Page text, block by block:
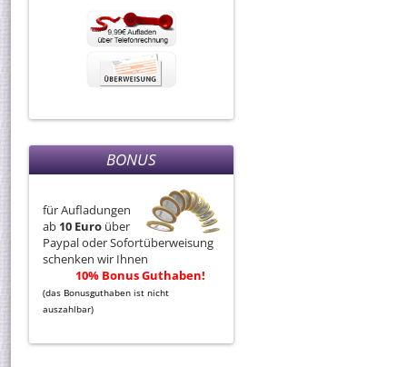
BONUS
für Aufladungen
ab 10 Euro über
Paypal oder Sofortüberweisung
schenken wir Ihnen
10% Bonus Guthaben!
(das Bonusguthaben ist nicht
auszahlbar)